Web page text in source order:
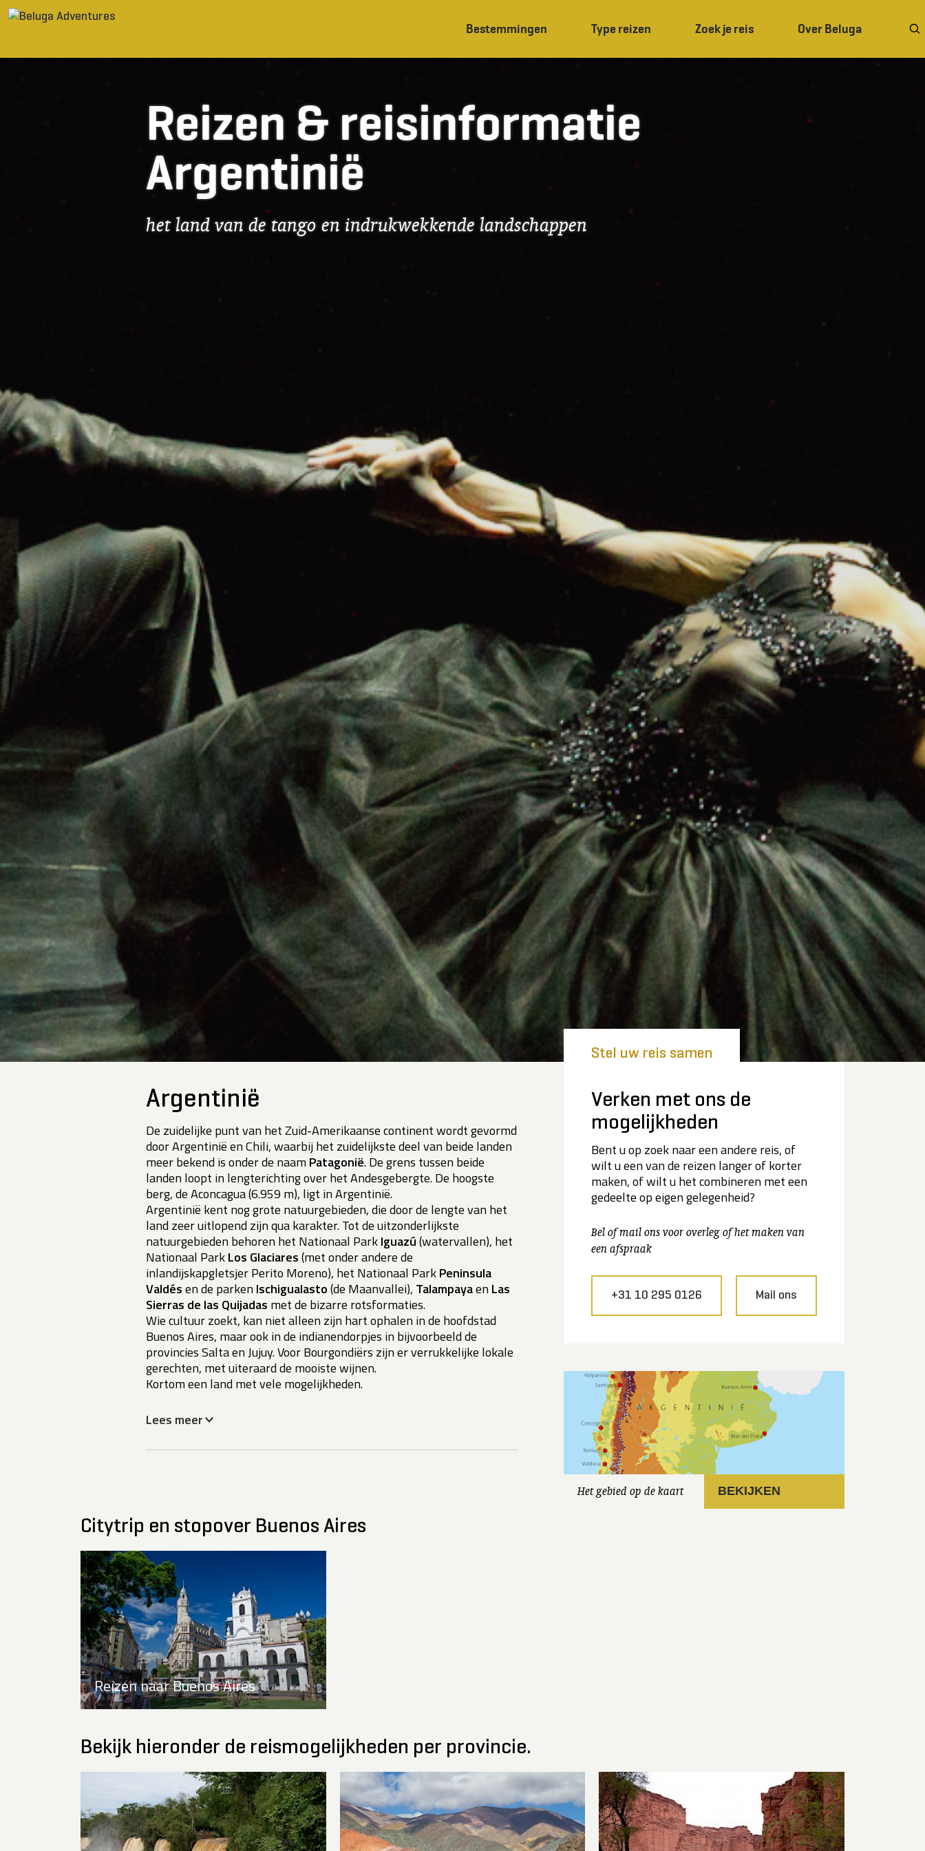
Ga naar inhoud
Bestemmingen Type reizen Zoek je reis Over Beluga
Reizen & reisinformatie
Argentinië
het land van de tango en indrukwekkende landschappen
Argentinië
De zuidelijke punt van het Zuid-Amerikaanse continent wordt gevormd
door Argentinië en Chili, waarbij het zuidelijkste deel van beide landen
meer bekend is onder de naam Patagonië. De grens tussen beide
landen loopt in lengterichting over het Andesgebergte. De hoogste
berg, de Aconcagua (6.959 m), ligt in Argentinië.
Argentinië kent nog grote natuurgebieden, die door de lengte van het
land zeer uitlopend zijn qua karakter. Tot de uitzonderlijkste
natuurgebieden behoren het Nationaal ParkIguazú(watervallen), het
Nationaal ParkLos Glaciares(met onder andere de
inlandijskapgletsjer Perito Moreno), het Nationaal ParkPeninsula
Valdésen de parken Ischigualasto(de Maanvallei), Talampayaen Las
Sierras de las Quijadas met de bizarre rotsformaties.
Wie cultuur zoekt, kan niet alleen zijn hart ophalen in de hoofdstad
Buenos Aires, maar ook in de indianendorpjes in bijvoorbeeld de
provincies Salta en Jujuy. Voor Bourgondiërs zijn er verrukkelijke lokale
gerechten, met uiteraard de mooiste wijnen.
Kortom een land met vele mogelijkheden.
Lees meer
Stel uw reis samen
Verken met ons de
mogelijkheden
Bent u op zoek naar een andere reis, of
wilt u een van de reizen langer of korter
maken, of wilt u het combineren met een
gedeelte op eigen gelegenheid?
Bel of mail ons voor overleg of het maken van
een afspraak
+31 10 295 0126 Mail ons
Het gebied op de kaart BEKIJKEN
Citytrip en stopover Buenos Aires
Reizen naar Buenos Aires
Bekijk hieronder de reismogelijkheden per provincie.